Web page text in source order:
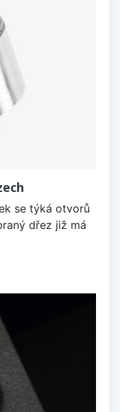
se týká otvorů
dřez již má